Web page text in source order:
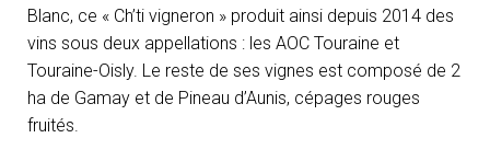
Blanc, ce « Ch’ti vigneron » produit ainsi depuis 2014 des
vins sous deux appellations : les AOC Touraine et
Touraine-Oisly. Le reste de ses vignes est composé de 2
ha de Gamay et de Pineau d’Aunis, cépages rouges
fruités.